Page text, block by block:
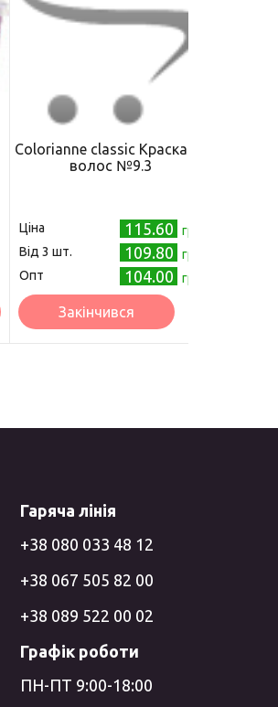
Сolorianne classic Краска д/
волос №9.3
Ціна 115.60
грн
Від 3 шт.
109.80
грн
Опт
104.00 грн
Закінчився
Гаряча лінія
+38 080 033 48 12
+38 067 505 82 00
+38 089 522 00 02
Графік роботи
ПН-ПТ 9:00-18:00